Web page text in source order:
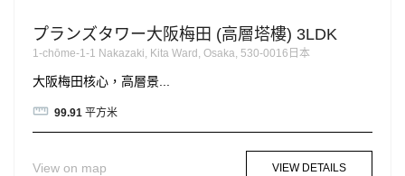
プランズタワー大阪梅田 (高層塔樓) 3LDK
1-chōme-1-1 Nakazaki, Kita Ward, Osaka, 530-0016日本
大阪梅田核心，高層景...
99.91 平方米
View on map VIEW DETAILS